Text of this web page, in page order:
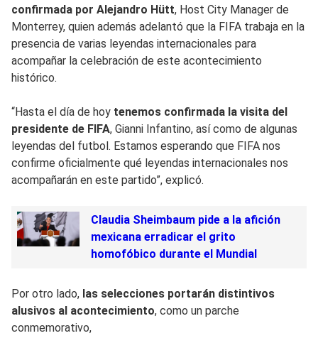
confirmada por Alejandro Hütt, Host City Manager de
Monterrey, quien además adelantó que la FIFA trabaja en la
presencia de varias leyendas internacionales para
acompañar la celebración de este acontecimiento
histórico.
“Hasta el día de hoy tenemos confirmada la visita del
presidente de FIFA, Gianni Infantino, así como de algunas
leyendas del futbol. Estamos esperando que FIFA nos
confirme oficialmente qué leyendas internacionales nos
acompañarán en este partido”, explicó.
Claudia Sheimbaum pide a la afición
mexicana erradicar el grito
homofóbico durante el Mundial
Por otro lado, las selecciones portarán distintivos
alusivos al acontecimiento, como un parche
conmemorativo,